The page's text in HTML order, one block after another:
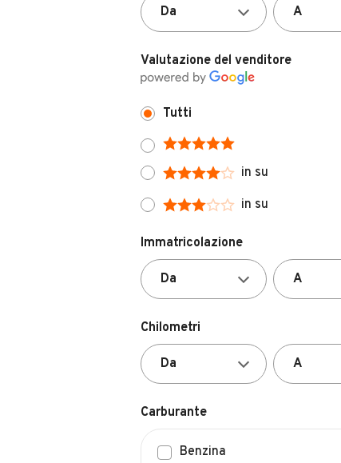
Valutazione del venditore
Tutti
in su
in su
Immatricolazione
Chilometri
Carburante
Benzina